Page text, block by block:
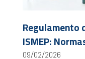
Regulamento
ISMEP:
09/02/2026